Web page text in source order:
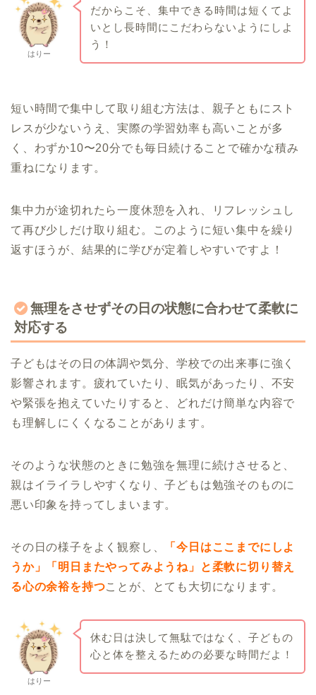
はりー
だからこそ、集中できる時間は短くてよ
いとし長時間にこだわらないようにしよ
う！
短い時間で集中して取り組む方法は、親子ともにスト
レスが少ないうえ、実際の学習効率も高いことが多
く、わずか10〜20分でも毎日続けることで確かな積み
重ねになります。
集中力が途切れたら一度休憩を入れ、リフレッシュし
て再び少しだけ取り組む。このように短い集中を繰り
返すほうが、結果的に学びが定着しやすいですよ！
無理をさせずその日の状態に合わせて柔軟に
対応する
子どもはその日の体調や気分、学校での出来事に強く
影響されます。疲れていたり、眠気があったり、不安
や緊張を抱えていたりすると、どれだけ簡単な内容で
も理解しにくくなることがあります。
そのような状態のときに勉強を無理に続けさせると、
親はイライラしやすくなり、子どもは勉強そのものに
悪い印象を持ってしまいます。
その日の様子をよく観察し、
「今日はここまでにしよ
うか」「明日またやってみようね」と柔軟に切り替え
る心の余裕を持つことが、とても大切になります。
はりー
休む日は決して無駄ではなく、子どもの
心と体を整えるための必要な時間だよ！